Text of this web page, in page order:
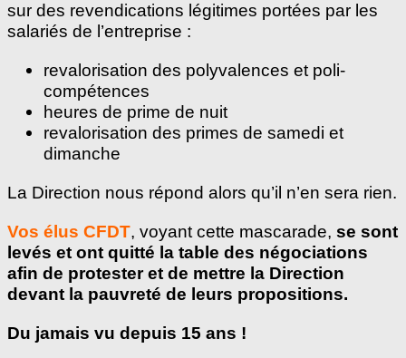
sur des revendications légitimes portées par les
salariés de l’entreprise :
revalorisation des polyvalences et poli-
compétences
heures de prime de nuit
revalorisation des primes de samedi et
dimanche
La Direction nous répond alors qu’il n’en sera rien.
Vos élus CFDT, voyant cette mascarade, se sont
levés et ont quitté la table des négociations
afin de protester et de mettre la Direction
devant la pauvreté de leurs propositions.
Du jamais vu depuis 15 ans !